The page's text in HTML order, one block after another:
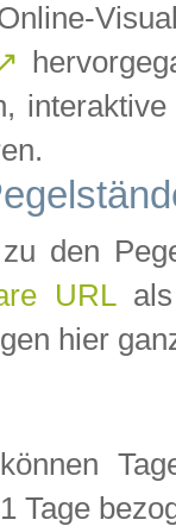
den
URLals
hier
Tage